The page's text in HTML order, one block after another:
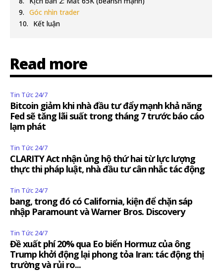
Góc nhìn trader
Kết luận
Read more
Tin Tức 24/7
Bitcoin giảm khi nhà đầu tư đẩy mạnh khả năng
Fed sẽ tăng lãi suất trong tháng 7 trước báo cáo
lạm phát
Tin Tức 24/7
CLARITY Act nhận ủng hộ thứ hai từ lực lượng
thực thi pháp luật, nhà đầu tư cân nhắc tác động
Tin Tức 24/7
bang, trong đó có California, kiện để chặn sáp
nhập Paramount và Warner Bros. Discovery
Tin Tức 24/7
Đề xuất phí 20% qua Eo biển Hormuz của ông
Trump khởi động lại phong tỏa Iran: tác động thị
trường và rủi ro...